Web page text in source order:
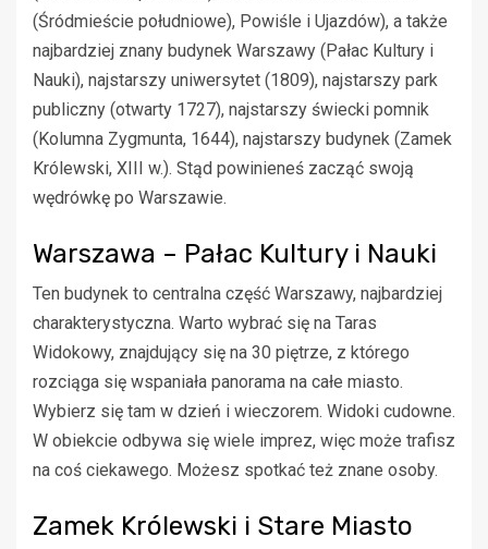
(Śródmieście południowe), Powiśle i Ujazdów), a także
najbardziej znany budynek Warszawy (Pałac Kultury i
Nauki), najstarszy uniwersytet (1809), najstarszy park
publiczny (otwarty 1727), najstarszy świecki pomnik
(Kolumna Zygmunta, 1644), najstarszy budynek (Zamek
Królewski, XIII w.). Stąd powinieneś zacząć swoją
wędrówkę po Warszawie.
Warszawa – Pałac Kultury i Nauki
Ten budynek to centralna część Warszawy, najbardziej
charakterystyczna. Warto wybrać się na Taras
Widokowy, znajdujący się na 30 piętrze, z którego
rozciąga się wspaniała panorama na całe miasto.
Wybierz się tam w dzień i wieczorem. Widoki cudowne.
W obiekcie odbywa się wiele imprez, więc może trafisz
na coś ciekawego. Możesz spotkać też znane osoby.
Zamek Królewski i Stare Miasto